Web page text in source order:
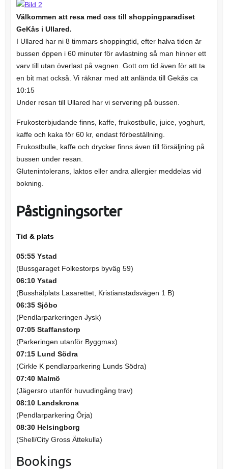
Välkommen att resa med oss till shoppingparadiset
GeKås i Ullared.
I Ullared har ni 8 timmars shoppingtid, efter halva tiden är
bussen öppen i 60 minuter för avlastning så man hinner ett
varv till utan överlast på vagnen. Gott om tid även för att ta
en bit mat också. Vi räknar med att anlända till Gekås ca
10:15
Under resan till Ullared har vi servering på bussen.
Frukosterbjudande finns, kaffe, frukostbulle, juice, yoghurt,
kaffe och kaka för 60 kr, endast förbeställning.
Frukostbulle, kaffe och drycker finns även till försäljning på
bussen under resan.
Glutenintolerans, laktos eller andra allergier meddelas vid
bokning.
Påstigningsorter
Tid & plats
05:55 Ystad
(Bussgaraget Folkestorps byväg 59)
06:10 Ystad
(Busshålplats Lasarettet, Kristianstadsvägen 1 B)
06:35 Sjöbo
(Pendlarparkeringen Jysk)
07:05 Staffanstorp
(Parkeringen utanför Byggmax)
07:15 Lund Södra
(Cirkle K pendlarparkering Lunds Södra)
07:40 Malmö
(Jägersro utanför huvudingång trav)
08:10 Landskrona
(Pendlarparkering Örja)
08:30 Helsingborg
(Shell/City Gross Ättekulla)
Bookings